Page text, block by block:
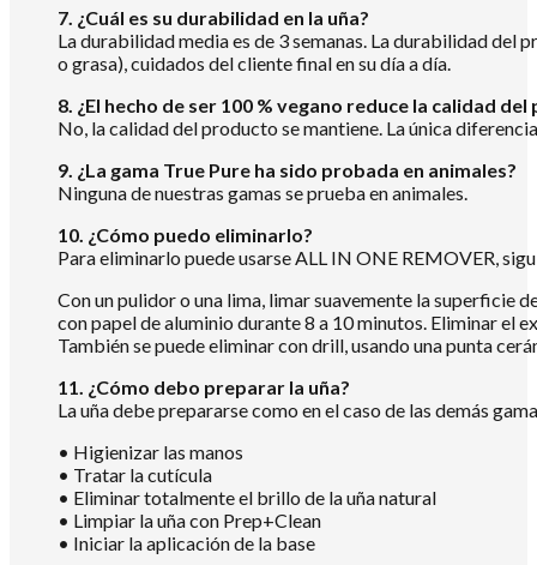
7. ¿Cuál es su durabilidad en la uña?
La durabilidad media es de 3 semanas. La durabilidad del
o grasa), cuidados del cliente final en su día a día.
8. ¿El hecho de ser 100 % vegano reduce la calidad
No, la calidad del producto se mantiene. La única
9. ¿La gama True Pure ha sido probada en animales?
Ninguna de nuestras gamas se prueba en animales.
10. ¿Cómo puedo eliminarlo?
Para eliminarlo puede usarse ALL IN ONE REMOVER,
Con un pulidor o una lima, limar suavemente la superficie
con papel de aluminio durante 8 a 10 minutos. Eliminar el
También se puede eliminar con drill, usando una punta
11. ¿Cómo debo preparar la uña?
La uña debe prepararse como en el caso de las demás
• Higienizar las manos
• Tratar la cutícula
• Eliminar totalmente el brillo de la uña natural
• Limpiar la uña con Prep+Clean
• Iniciar la aplicación de la base